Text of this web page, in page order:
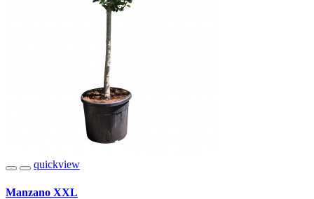
quickview
Manzano XXL